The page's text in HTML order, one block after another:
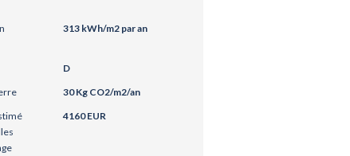
313 kWh/m2 par an
D
30 Kg CO2/m2/an
4160 EUR